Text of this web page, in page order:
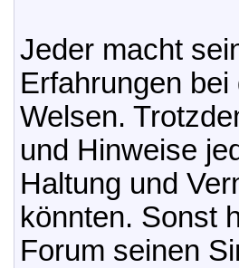
Jeder macht
Erfahrungen
Welsen.
und Hinweise
Haltung und
könnten. Sonst
Forum seinen